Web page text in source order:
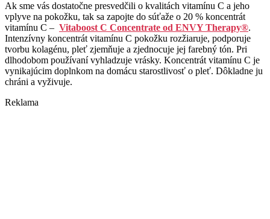
Ak sme vás dostatočne presvedčili o kvalitách vitamínu C a jeho
vplyve na pokožku, tak sa zapojte do súťaže o 20 % koncentrát
vitamínu C – Vitaboost C Concentrate od ENVY Therapy®.
Intenzívny koncentrát vitamínu C pokožku rozžiaruje, podporuje
tvorbu kolagénu, pleť zjemňuje a zjednocuje jej farebný tón. Pri
dlhodobom používaní vyhladzuje vrásky. Koncentrát vitamínu C je
vynikajúcim doplnkom na domácu starostlivosť o pleť. Dôkladne ju
chráni a vyživuje.
Reklama